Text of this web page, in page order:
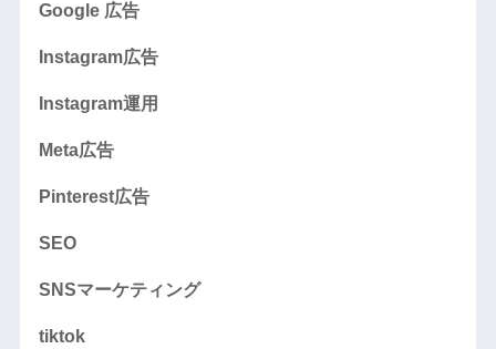
Google 広告
Instagram広告
Instagram運用
Meta広告
Pinterest広告
SEO
SNSマーケティング
tiktok